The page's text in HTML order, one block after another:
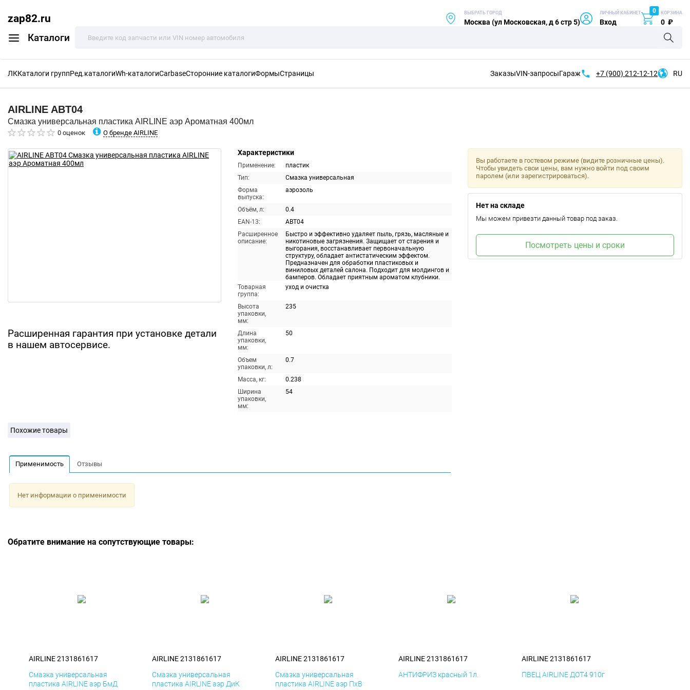
zap82.ru
Каталоги
ВЫБРАТЬ ГОРОД
Москва (ул Московская, д 6 стр 5)
ЛИЧНЫЙ КАБИНЕТ
Вход
0 КОРЗИНА
0 ₽
ЛККаталоги группРед.каталогиWh-каталогиCarbaseСторонние каталогиФормыСтраницы ЗаказыVIN-запросыГараж +7 (900) 212-12-12 RU
AIRLINE ABT04
Смазка универсальная пластика AIRLINE аэр Ароматная 400мл
0 оценок О бренде AIRLINE
Расширенная гарантия при установке детали
в нашем автосервисе.
Характеристики
Применение:
пластик
Тип:
Смазка универсальная
Форма
выпуска:
аэрозоль
Объём, л:
0.4
EAN-13:
ABT04
Расширенное
описание:
Быстро и эффективно удаляет пыль, грязь, масляные и
никотиновые загрязнения. Защищает от старения и
выгорания, восстанавливает первоначальную
структуру, обладает антистатическим эффектом.
Предназначен для обработки пластиковых и
виниловых деталей салона. Подходит для молдингов и
бамперов. Обладает приятным ароматом клубники.
Товарная
группа:
уход и очистка
Высота
упаковки,
мм:
235
Длина
упаковки,
мм:
50
Объем
упаковки, л:
0.7
Масса, кг:
0.238
Ширина
упаковки,
мм:
54
Вы работаете в гостевом режиме (видите розничные цены).
Чтобы увидеть свои цены, вам нужно войти под своим
паролем (или зарегистрироваться).
Нет на складе
Мы можем привезти данный товар под заказ.
Посмотреть цены и сроки
Похожие товары
Применимость Отзывы
Нет информации о применимости
Обратите внимание на сопутствующие товары:
AIRLINE 2131861617
Смазка универсальная
пластика AIRLINE аэр БмД
AIRLINE 2131861617
Смазка универсальная
пластика AIRLINE аэр ДиК
AIRLINE 2131861617
Смазка универсальная
пластика AIRLINE аэр ПхВ
AIRLINE 2131861617
АНТИФРИЗ красный 1л.
AIRLINE 2131861617
ПВЕЦ AIRLINE ДОТ4 910г